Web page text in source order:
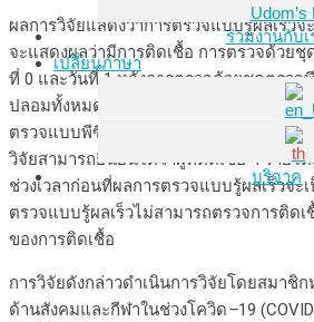
Udom’s
ร่วมงานกับเ
เปลี่ยนภาษา
บริจาค
ผลการวิจัยแสดงว่าการตรวจแบบรู้ผลเร็วจ
จะแสดงผลว่ามีการติดเชื้อ การตรวจด้วยชุ
ที่ 0 และวันที่ 1 หลังการตรวจด้วยชุดตรวจ
ปลอมทั้งหมด ถึงแม้ว่า 28 รายจาก 30 ราย
ตรวจแบบพีซีอาร์ที่สูงมากพอที่จะทำให้คน
วิจัยสามารถยืนยันได้ว่าผู้ที่ติดเชื้อ 4 รายไ
ช่วงเวลาก่อนที่ผลการตรวจแบบรู้ผลเร็วจะ
ตรวจแบบรู้ผลเร็วไม่สามารถตรวจการติดเ
ของการติดเชื้อ
การวิจัยดังกล่าวดำเนินการวิจัยโดยสมาชิ
ด้านสังคมและกีฬาในช่วงโควิด–19